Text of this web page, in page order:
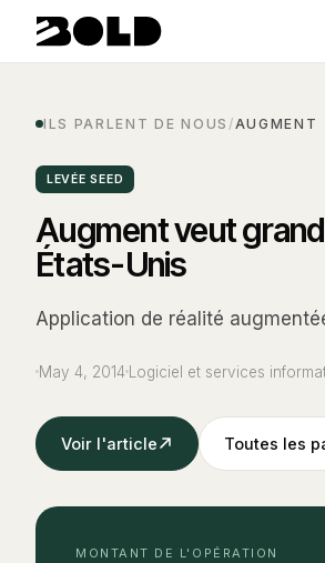
ILS PARLENT DE NOUS /AUGMENT
LEVÉE SEED
Augment veut
États-Unis
Application de réalité
May 4, 2014 Logiciel et services
Voir l'article Toutes les
MONTANT DE L'OPÉRATION